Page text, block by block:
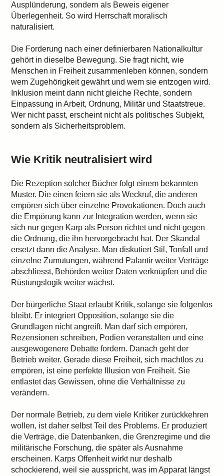
Ausplünderung, sondern als Beweis eigener
Überlegenheit. So wird Herrschaft moralisch
naturalisiert.
Die Forderung nach einer definierbaren Nationalkultur
gehört in dieselbe Bewegung. Sie fragt nicht, wie
Menschen in Freiheit zusammenleben können, sondern
wem Zugehörigkeit gewährt und wem sie entzogen wird.
Inklusion meint dann nicht gleiche Rechte, sondern
Einpassung in Arbeit, Ordnung, Militär und Staatstreue.
Wer nicht passt, erscheint nicht als politisches Subjekt,
sondern als Sicherheitsproblem.
Wie Kritik neutralisiert wird
Die Rezeption solcher Bücher folgt einem bekannten
Muster. Die einen feiern sie als Weckruf, die anderen
empören sich über einzelne Provokationen. Doch auch
die Empörung kann zur Integration werden, wenn sie
sich nur gegen Karp als Person richtet und nicht gegen
die Ordnung, die ihn hervorgebracht hat. Der Skandal
ersetzt dann die Analyse. Man diskutiert Stil, Tonfall und
einzelne Zumutungen, während Palantir weiter Verträge
abschliesst, Behörden weiter Daten verknüpfen und die
Rüstungslogik weiter wächst.
Der bürgerliche Staat erlaubt Kritik, solange sie folgenlos
bleibt. Er integriert Opposition, solange sie die
Grundlagen nicht angreift. Man darf sich empören,
Rezensionen schreiben, Podien veranstalten und eine
ausgewogenere Debatte fordern. Danach geht der
Betrieb weiter. Gerade diese Freiheit, sich machtlos zu
empören, ist eine perfekte Illusion von Freiheit. Sie
entlastet das Gewissen, ohne die Verhältnisse zu
verändern.
Der normale Betrieb, zu dem viele Kritiker zurückkehren
wollen, ist daher selbst Teil des Problems. Er produziert
die Verträge, die Datenbanken, die Grenzregime und die
militärische Forschung, die später als Ausnahme
erscheinen. Karps Offenheit wirkt nur deshalb
schockierend, weil sie ausspricht, was im Apparat längst